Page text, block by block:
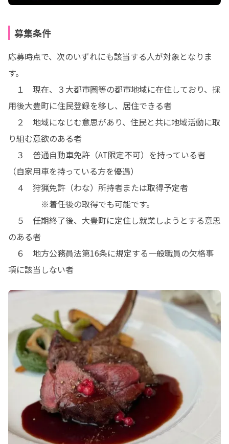
募集条件
応募時点で、次のいずれにも該当する人が対象となりま
す。
１　現在、３大都市圏等の都市地域に在住しており、採
用後大豊町に住民登録を移し、居住できる者
２　地域になじむ意思があり、住民と共に地域活動に取
り組む意欲のある者
３　普通自動車免許（AT限定不可）を持っている者
（自家用車を持っている方を優遇）
４　狩猟免許（わな）所持者または取得予定者
※着任後の取得でも可能です。
５　任期終了後、大豊町に定住し就業しようとする意思
のある者
６　地方公務員法第16条に規定する一般職員の欠格事
項に該当しない者